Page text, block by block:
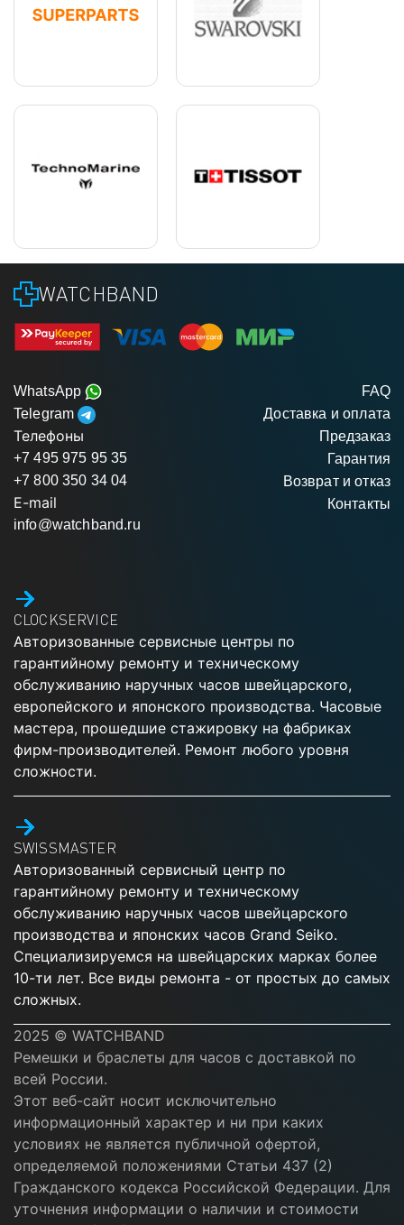
WATCHBAND
WhatsApp
Telegram
Телефоны
+7 495 975 95 35
+7 800 350 34 04
E-mail
info@watchband.ru
FAQ
Доставка и оплата
Предзаказ
Гарантия
Возврат и отказ
Контакты
CLOCKSERVICE
Авторизованные сервисные центры по
гарантийному ремонту и техническому
обслуживанию наручных часов швейцарского,
европейского и японского производства. Часовые
мастера, прошедшие стажировку на фабриках
фирм-производителей. Ремонт любого уровня
сложности.
SWISSMASTER
Авторизованный сервисный центр по
гарантийному ремонту и техническому
обслуживанию наручных часов швейцарского
производства и японских часов Grand Seiko.
Специализируемся на швейцарских марках более
10-ти лет. Все виды ремонта - от простых до самых
сложных.
2025 © WATCHBAND
Ремешки и браслеты для часов с доставкой по
всей России.
Этот веб-сайт носит исключительно
информационный характер и ни при каких
условиях не является публичной офертой,
определяемой положениями Статьи 437 (2)
Гражданского кодекса Российской Федерации. Для
уточнения информации о наличии и стоимости